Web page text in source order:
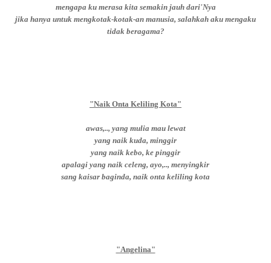
mengapa ku merasa kita semakin jauh dari'Nya
jika hanya untuk mengkotak-kotak-an manusia, salahkah aku mengaku
tidak beragama?
"Naik Onta Keliling Kota"
awas,.., yang mulia mau lewat
yang naik kuda, minggir
yang naik kebo, ke pinggir
apalagi yang naik celeng, ayo,.., menyingkir
sang kaisar baginda, naik onta keliling kota
"Angelina"